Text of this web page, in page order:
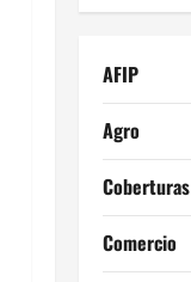
AFIP
Agro
Coberturas
Comercio